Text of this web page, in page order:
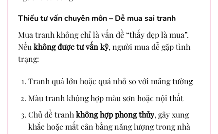
Thiếu tư vấn chuyên môn – Dễ mua sai tranh
Mua tranh không chỉ là vấn đề “thấy đẹp là mua”.
Nếukhông được tư vấn kỹ, người mua dễ gặp tình
trạng:
Tranh quá lớn hoặc quá nhỏ so với mảng tường
Màu tranh không hợp màu sơn hoặc nội thất
Chủ đề tranhkhông hợp phong thủy, gây xung
khắc hoặc mất cân bằng năng lượng trong nhà